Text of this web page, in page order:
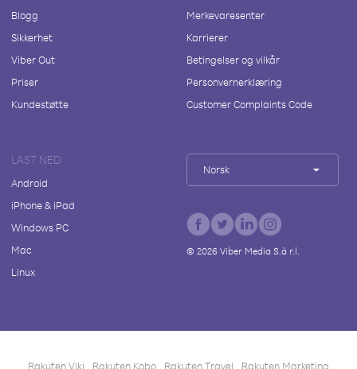
Blogg
Sikkerhet
Viber Out
Priser
Kundestøtte
Merkevaresenter
Karrierer
Betingelser og vilkår
Personvernerklæring
Customer Complaints Code
LAST NED
Android
iPhone & iPad
Windows PC
Mac
Linux
Norsk
© 2026Viber Media S.à r.l.
Rakuten Viki Rakuten Kobo Rakuten Travel Rakuten Marketing